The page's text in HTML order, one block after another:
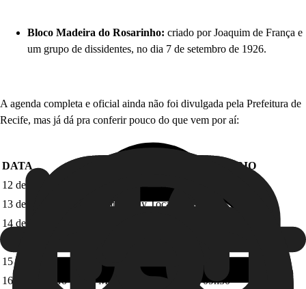
Bloco Madeira do Rosarinho: criado por Joaquim de França e
um grupo de dissidentes, no dia 7 de setembro de 1926.
A agenda completa e oficial ainda não foi divulgada pela Prefeitura de
Recife, mas já dá pra conferir pouco do que vem por aí:
DATA
HORÁRIO
12 de fevereiro
Shortinho Torano
13 de fevereiro
Nem Sempre Lily Toca Flauta
14 de fevereiro
15 de fevereiro Cariri Olindense
16 de fevereiro Bloco MexicoPeru 09h30